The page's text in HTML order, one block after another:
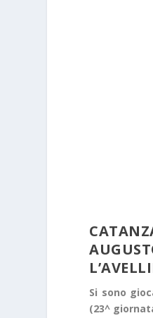
Si sono
(23^